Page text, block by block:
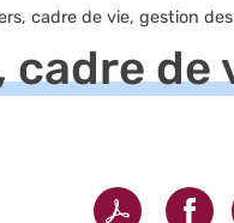
cadre de vie, gestion
de